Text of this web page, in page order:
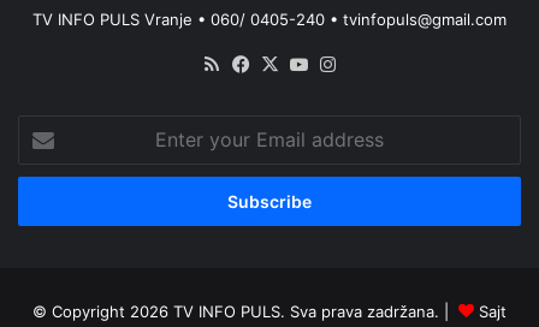
TV INFO PULS Vranje • 060/ 0405-240 • tvinfopuls@gmail.com
RSS Facebook
X YouTube
your
Email
© Copyright 2026 TV INFO PULS. Sva prava zadržana. |
Sajt